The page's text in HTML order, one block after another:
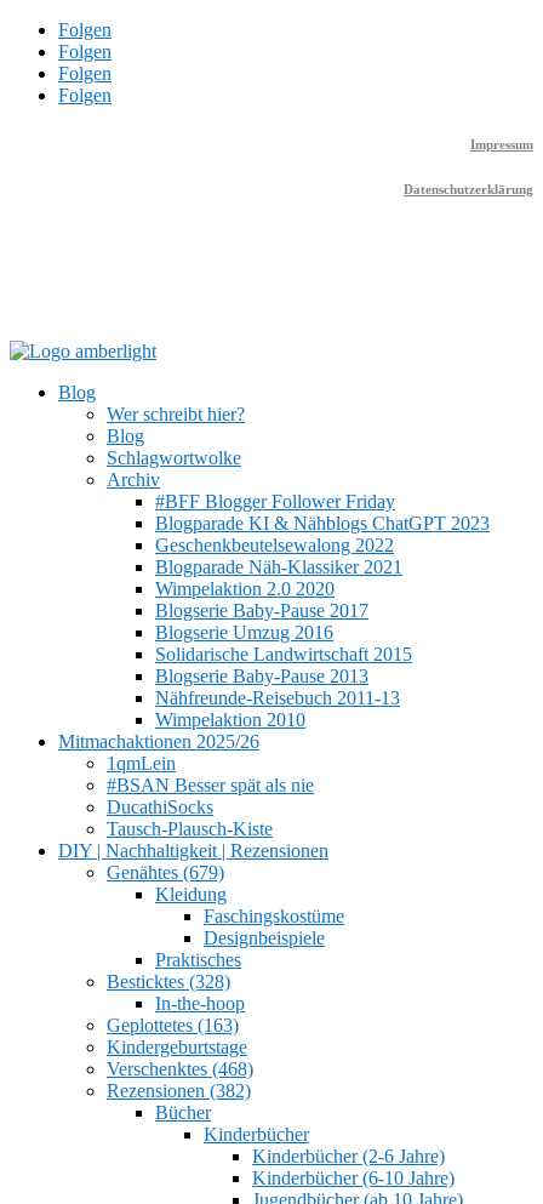
Folgen
Folgen
Folgen
Folgen
Impressum
Datenschutzerklärung
Blog
Wer schreibt hier?
Blog
Schlagwortwolke
Archiv
#BFF Blogger Follower Friday
Blogparade KI & Nähblogs ChatGPT 2023
Geschenkbeutelsewalong 2022
Blogparade Näh-Klassiker 2021
Wimpelaktion 2.0 2020
Blogserie Baby-Pause 2017
Blogserie Umzug 2016
Solidarische Landwirtschaft 2015
Blogserie Baby-Pause 2013
Nähfreunde-Reisebuch 2011-13
Wimpelaktion 2010
Mitmachaktionen 2025/26
1qmLein
#BSAN Besser spät als nie
DucathiSocks
Tausch-Plausch-Kiste
DIY | Nachhaltigkeit | Rezensionen
Genähtes (679)
Kleidung
Faschingskostüme
Designbeispiele
Praktisches
Besticktes (328)
In-the-hoop
Geplottetes (163)
Kindergeburtstage
Verschenktes (468)
Rezensionen (382)
Bücher
Kinderbücher
Kinderbücher (2-6 Jahre)
Kinderbücher (6-10 Jahre)
Jugendbücher (ab 10 Jahre)